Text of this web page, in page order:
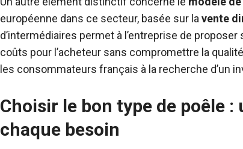
européenne dans ce secteur, basée sur la vente
d’intermédiaires permet à l’entreprise de
coûts pour l’acheteur sans compromettre la
les consommateurs français à la recherche d’un
Choisir le bon type de poêle
chaque besoin